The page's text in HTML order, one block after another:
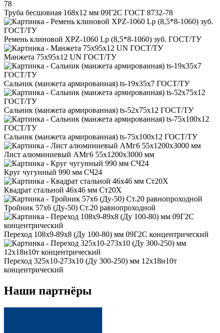
Труба бесшовная 168x12 мм 09Г2С ГОСТ 8732-78
Ремень клиновой XPZ-1060 Lp (8,5*8-1060) зуб. ГОСТ/ТУ
Манжета 75x95x12 UN ГОСТ/ТУ
Сальник (манжета армированная) ts-19x35x7 ГОСТ/ТУ
Сальник (манжета армированная) ts-52x75x12 ГОСТ/ТУ
Сальник (манжета армированная) ts-75x100x12 ГОСТ/ТУ
Лист алюминиевый АМг6 55x1200x3000 мм
Круг чугунный 990 мм СЧ24
Квадрат стальной 46x46 мм Ст20Х
Тройник 57x6 (Ду-50) Ст.20 равнопроходной
Переход 108x9-89x8 (Ду 100-80) мм 09Г2С концентрический
Переход 325x10-273x10 (Ду 300-250) мм 12х18н10т
концентрический
Наши партнёры